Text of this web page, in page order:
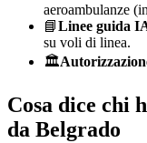
aeroambulanze
📘Linee guida
su voli di linea.
🏛️
Cosa dice chi
da Belgrado